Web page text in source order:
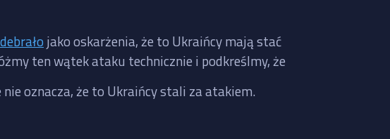
jako oskarżenia, że to Ukraińcy mają stać
ten wątek ataku technicznie i podkreślmy, że
oznacza, że to Ukraińcy stali za atakiem.